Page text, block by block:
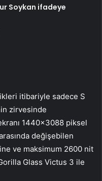
Soykan ifadeye
itibariyle sadece S
zirvesinde
1440×3088 piksel
değişebilen
ve maksimum 2600 nit
Glass Victus 3 ile